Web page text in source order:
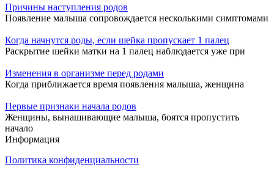
Причины наступления родов
Появление малыша сопровождается несколькими симптомами
Когда начнутся роды, если шейка пропускает 1 палец
Раскрытие шейки матки на 1 палец наблюдается уже при
Изменения в организме перед родами
Когда приближается время появления малыша, женщина
Первые признаки начала родов
Женщины, вынашивающие малыша, боятся пропустить
начало
Информация
Политика конфиденциальности